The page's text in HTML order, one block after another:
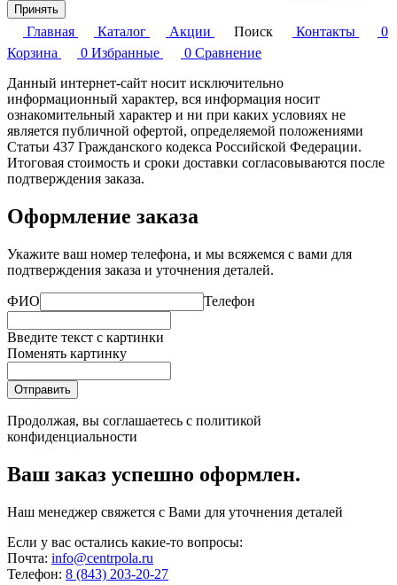
Принять
Главная Каталог Акции Поиск Контакты
0
Корзина
0 Избранные 0 Сравнение
Данный интернет-сайт носит исключительно
информационный характер, вся информация носит
ознакомительный характер и ни при каких условиях не
является публичной офертой, определяемой положениями
Статьи 437 Гражданского кодекса Российской Федерации.
Итоговая стоимость и сроки доставки согласовываются после
подтверждения заказа.
Оформление заказа
Укажите ваш номер телефона, и мы всяжемся с вами для
подтверждения заказа и уточнения деталей.
ФИО Телефон
Введите текст с картинки
Поменять картинку
Отправить
Продолжая, вы соглашаетесь с политикой
конфиденциальности
Ваш заказ успешно оформлен.
Наш менеджер свяжется с Вами для уточнения деталей
Если у вас остались какие-то вопросы:
Почта: info@centrpola.ru
Телефон: 8 (843) 203-20-27